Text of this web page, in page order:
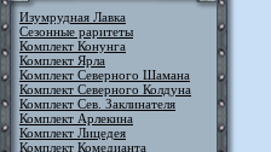
Изумрудная Лавка
Сезонные раритеты
Комплект Конунга
Комплект Ярла
Комплект Северного Шамана
Комплект Северного Колдуна
Комплект Сев. Заклинателя
Комплект Арлекина
Комплект Лицедея
Комплект Комедианта